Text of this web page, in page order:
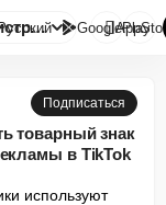
Тейлор Свифт хочет зарегистрир... GooglePlay

Подписаться
товарный знак
в TikTok
используют